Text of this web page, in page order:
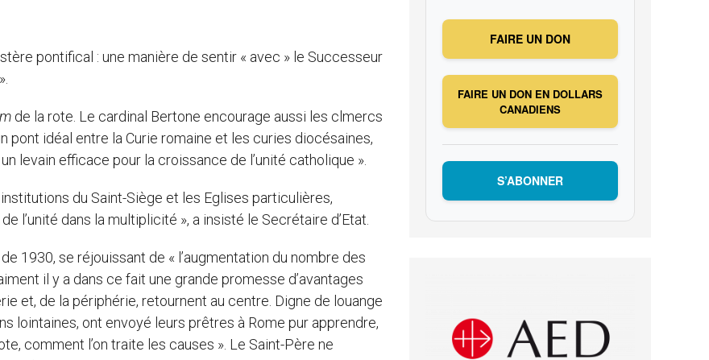
pontifical : une manière de sentir « avec » le Successeur
de la rote. Le cardinal Bertone encourage aussi les clmercs
pont idéal entre la Curie romaine et les curies diocésaines,
levain efficace pour la croissance de l’unité catholique ».
du Saint-Siège et les Eglises particulières,
l’unité dans la multiplicité », a insisté le Secrétaire d’Etat.
1930, se réjouissant de « l’augmentation du nombre des
il y a dans ce fait une grande promesse d’avantages
et, de la périphérie, retournent au centre. Digne de louange
lointaines, ont envoyé leurs prêtres à Rome pur apprendre,
comment l’on traite les causes ». Le Saint-Père ne
FAIRE UN DON
FAIRE UN DON EN DOLLARS
CANADIENS
S’ABONNER